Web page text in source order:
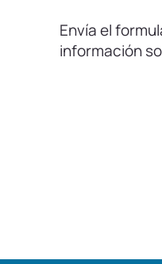
Envía el
información